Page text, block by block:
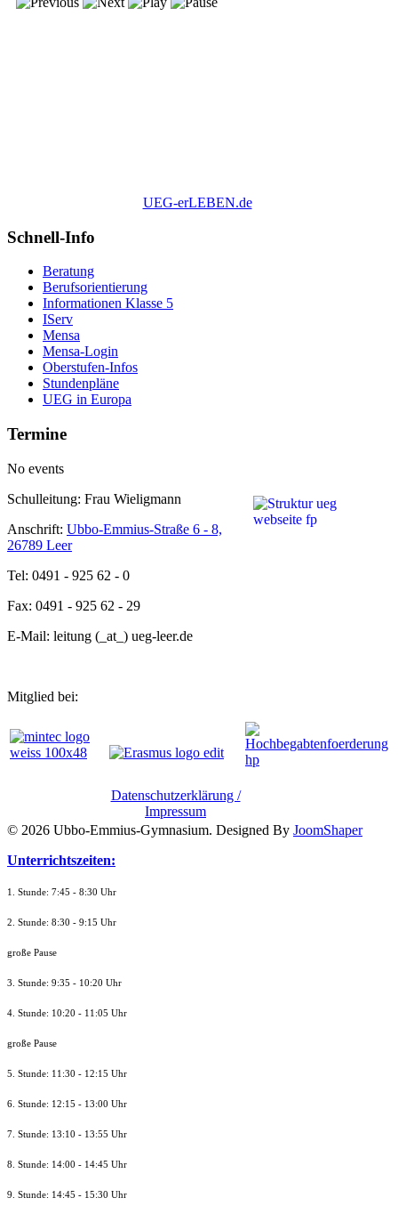
UEG-erLEBEN.de
Schnell-Info
Beratung
Berufsorientierung
Informationen Klasse 5
IServ
Mensa
Mensa-Login
Oberstufen-Infos
Stundenpläne
UEG in Europa
Termine
No events
Schulleitung: Frau Wieligmann
Anschrift: Ubbo-Emmius-Straße 6 - 8,
26789 Leer
Tel: 0491 - 925 62 - 0
Fax: 0491 - 925 62 - 29
E-Mail: leitung (_at_) ueg-leer.de
Mitglied bei:
Datenschutzerklärung /
Impressum
© 2026 Ubbo-Emmius-Gymnasium. Designed By JoomShaper
Unterrichtszeiten:
1. Stunde: 7:45 - 8:30 Uhr
2. Stunde: 8:30 - 9:15 Uhr
große Pause
3. Stunde: 9:35 - 10:20 Uhr
4. Stunde: 10:20 - 11:05 Uhr
große Pause
5. Stunde: 11:30 - 12:15 Uhr
6. Stunde: 12:15 - 13:00 Uhr
7. Stunde: 13:10 - 13:55 Uhr
8. Stunde: 14:00 - 14:45 Uhr
9. Stunde: 14:45 - 15:30 Uhr